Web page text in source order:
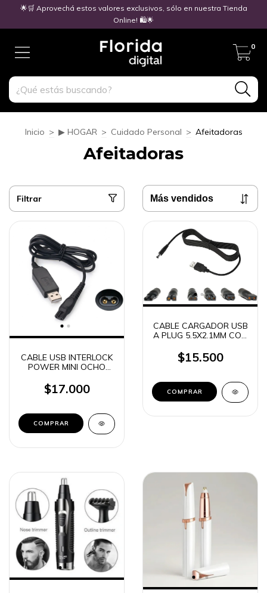
🌟🛒 Aprovechá estos valores exclusivos, sólo en nuestra Tienda
Online! 🛍️🌟
0
Inicio > ▶ HOGAR > Cuidado Personal > Afeitadoras
Afeitadoras
Filtrar
CABLE USB INTERLOCK
POWER MINI OCHO
HQ8505 AT985 S5000
HQ7310 HQ6070 PT720
$17.000
CABLE CARGADOR USB
A PLUG 5.5X2.1MM CON
OCHO PARA
AFEITADORA X6
$15.500